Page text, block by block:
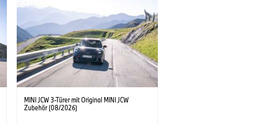
MINI JCW 3-Türer mit Original MINI JCW
Zubehör (08/2026)